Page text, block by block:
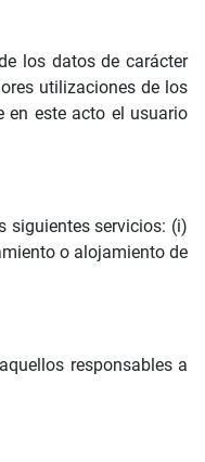
los datos de carácter
utilizaciones de los
en este acto el usuario
siguientes servicios: (i)
o alojamiento de
responsables a